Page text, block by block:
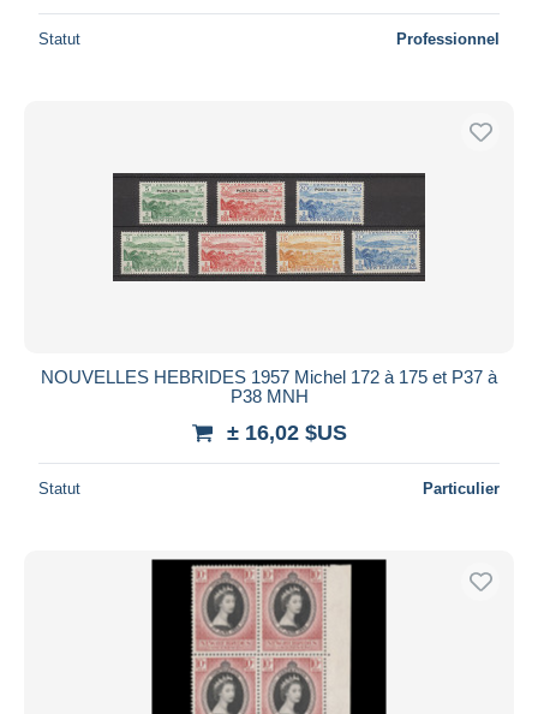
Statut Professionnel
NOUVELLES HEBRIDES 1957 Michel 172 à 175 et P37 à
P38 MNH
± 16,02 $US
Statut Particulier